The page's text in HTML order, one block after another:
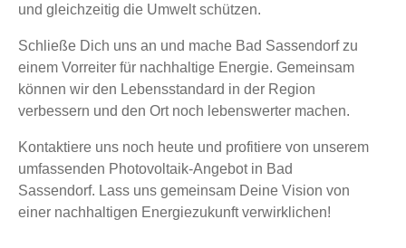
und gleichzeitig die Umwelt schützen.
Schließe Dich uns an und mache Bad Sassendorf zu
einem Vorreiter für nachhaltige Energie. Gemeinsam
können wir den Lebensstandard in der Region
verbessern und den Ort noch lebenswerter machen​.
Kontaktiere uns noch heute und profitiere von unserem
umfassenden Photovoltaik-Angebot in Bad
Sassendorf. Lass uns gemeinsam Deine Vision von
einer nachhaltigen Energiezukunft verwirklichen!